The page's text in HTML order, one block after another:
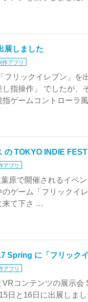
展しました
作アプリ
フリックイレブン」
し指操作」 でしたが
指ゲームコントローラ
の TOKYO INDIE
アプリ
原で開催されるイベ
ゲーム「フリックイ
来て下さ …
Spring に「フリック
アプリ
コンテンツの展示
日と16日に出展しま